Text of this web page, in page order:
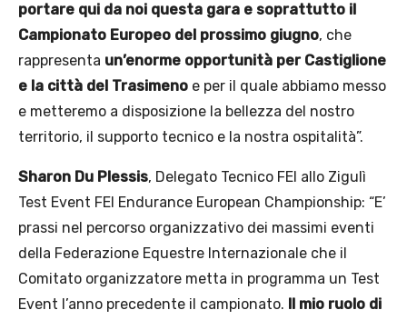
portare qui da noi questa gara e soprattutto il
Campionato Europeo del prossimo giugno, che
rappresenta un’enorme opportunità per Castiglione
e la città del Trasimeno e per il quale abbiamo messo
e metteremo a disposizione la bellezza del nostro
territorio, il supporto tecnico e la nostra ospitalità”.
Sharon Du Plessis, Delegato Tecnico FEI allo Zigulì
Test Event FEI Endurance European Championship: “E’
prassi nel percorso organizzativo dei massimi eventi
della Federazione Equestre Internazionale che il
Comitato organizzatore metta in programma un Test
Event l’anno precedente il campionato. Il mio ruolo di